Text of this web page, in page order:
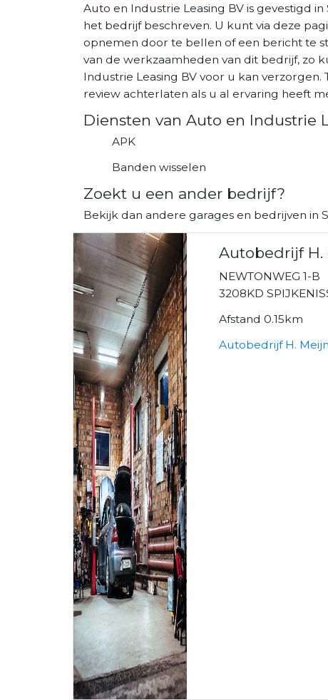
Auto en Industrie Leasing BV is gevestigd
het bedrijf beschreven. U kunt via deze
opnemen door te bellen of een bericht te
van de werkzaamheden van dit bedrijf, zo
Industrie Leasing BV voor u kan
review achterlaten als u al ervaring heeft
Diensten van Auto en Industrie
APK
Banden wisselen
Zoekt u een ander bedrijf?
Bekijk dan andere garages en bedrijven in
Autobedrijf
NEWTONWEG 1-B
3208KD
Afstand 0.15km
Autobedrijf H.